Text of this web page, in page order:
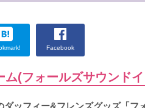
Facebook
ム(フォールズサウンド
ダッフィー&フレンズグッズ「